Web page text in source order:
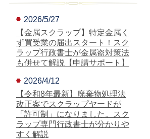
2026/5/27
【金属スクラップ】特定金属く
ず買受業の届出スタート！スク
ラップ行政書士が金属盗対策法
も併せて解説【申請サポート】
2026/4/12
【令和8年最新】廃棄物処理法
改正案でスクラップヤードが
「許可制」になりました。スク
ラップ専門行政書士が分かりや
すく解説